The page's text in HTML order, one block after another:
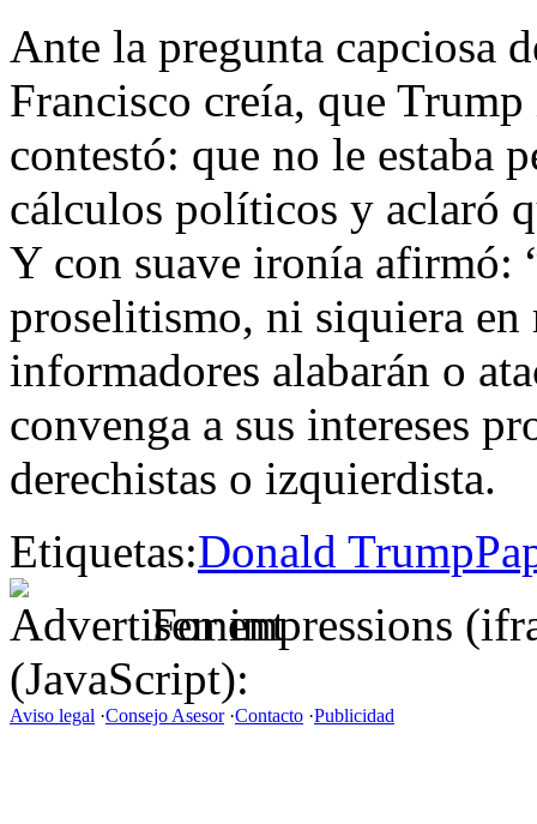
Ante la pregunta capciosa
Francisco creía, que
contestó: que no le estaba
cálculos políticos y aclaró
Y con suave ironía afirmó:
proselitismo, ni siquiera
informadores alabarán o
convenga a sus intereses
derechistas o izquierdista.
Etiquetas:Donald Trump
For impressions
(JavaScript):
Aviso legal ·Consejo Asesor·Contacto ·Publicidad